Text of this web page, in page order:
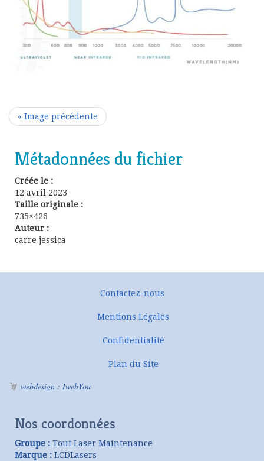
« Image précédente
Métadonnées du fichier
Créée le :
12 avril 2023
Taille originale :
735×426
Auteur :
carre jessica
Contactez-nous
Mentions Légales
Confidentialité
Plan du Site
webdesign : IwebYou
Nos coordonnées
Groupe : Tout Laser Maintenance
Marque : LCDLasers